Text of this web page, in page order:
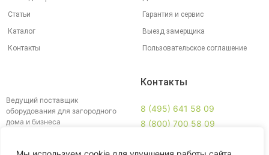
Ведущий поставщик
оборудования для загородного
дома и бизнеса
Статьи
Каталог
Контакты
Гарантия и сервис
Выезд замерщика
Пользовательское соглашение
Контакты
8 (495) 641 58 09
8 (800) 700 58 09